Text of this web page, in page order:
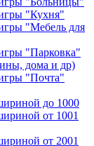
"Кухня"
"Мебель для
"Парковка"
дома и др)
"Почта"
до 1000
от 1001
от 2001